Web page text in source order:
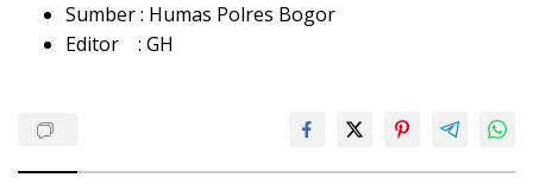
Sumber : Humas Polres Bogor
Editor : GH